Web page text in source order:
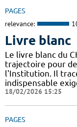
PAGES
relevance:
Livre blanc
Le livre blanc du
trajectoire pour
l'Institution. Il
indispensable
18/02/2026 15:25
PAGES